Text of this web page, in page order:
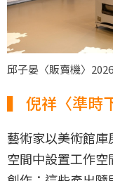
邱子晏〈販賣機〉
▍ 倪祥〈準時
藝術家以美術館
空間中設置工作